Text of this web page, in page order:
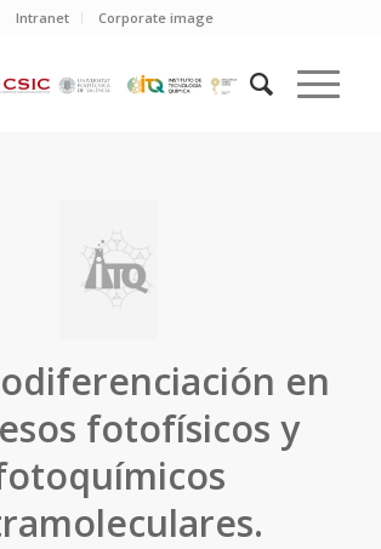
Intranet Corporate image
en
fotofísicos y